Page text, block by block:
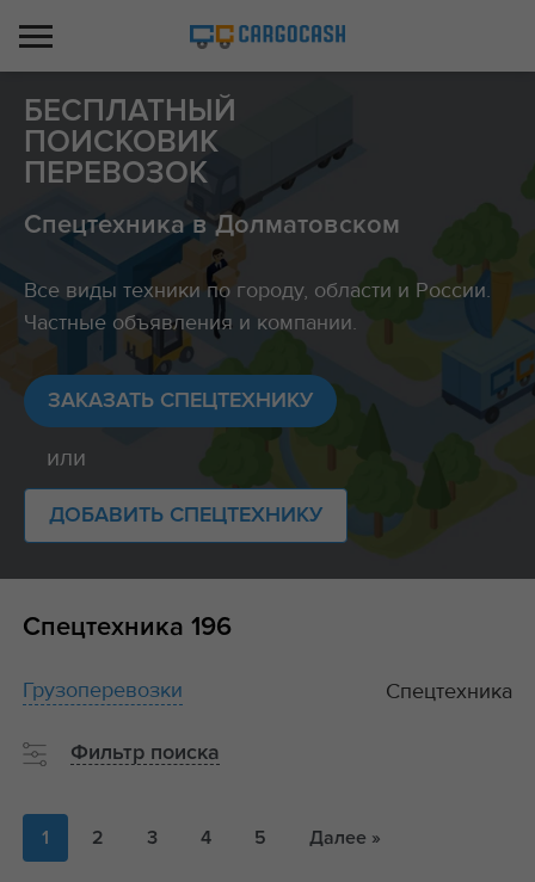
БЕСПЛАТНЫЙ
ПОИСКОВИК
ПЕРЕВОЗОК
Спецтехника в Долматовском
Все виды техники по городу, области и России.
Частные объявления и компании.
ЗАКАЗАТЬ СПЕЦТЕХНИКУ
или
ДОБАВИТЬ СПЕЦТЕХНИКУ
Спецтехника 196
1 2 3 4 5 Далее »
Грузоперевозки Спецтехника
Фильтр поиска